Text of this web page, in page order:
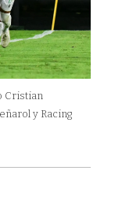
Cristian
y Racing